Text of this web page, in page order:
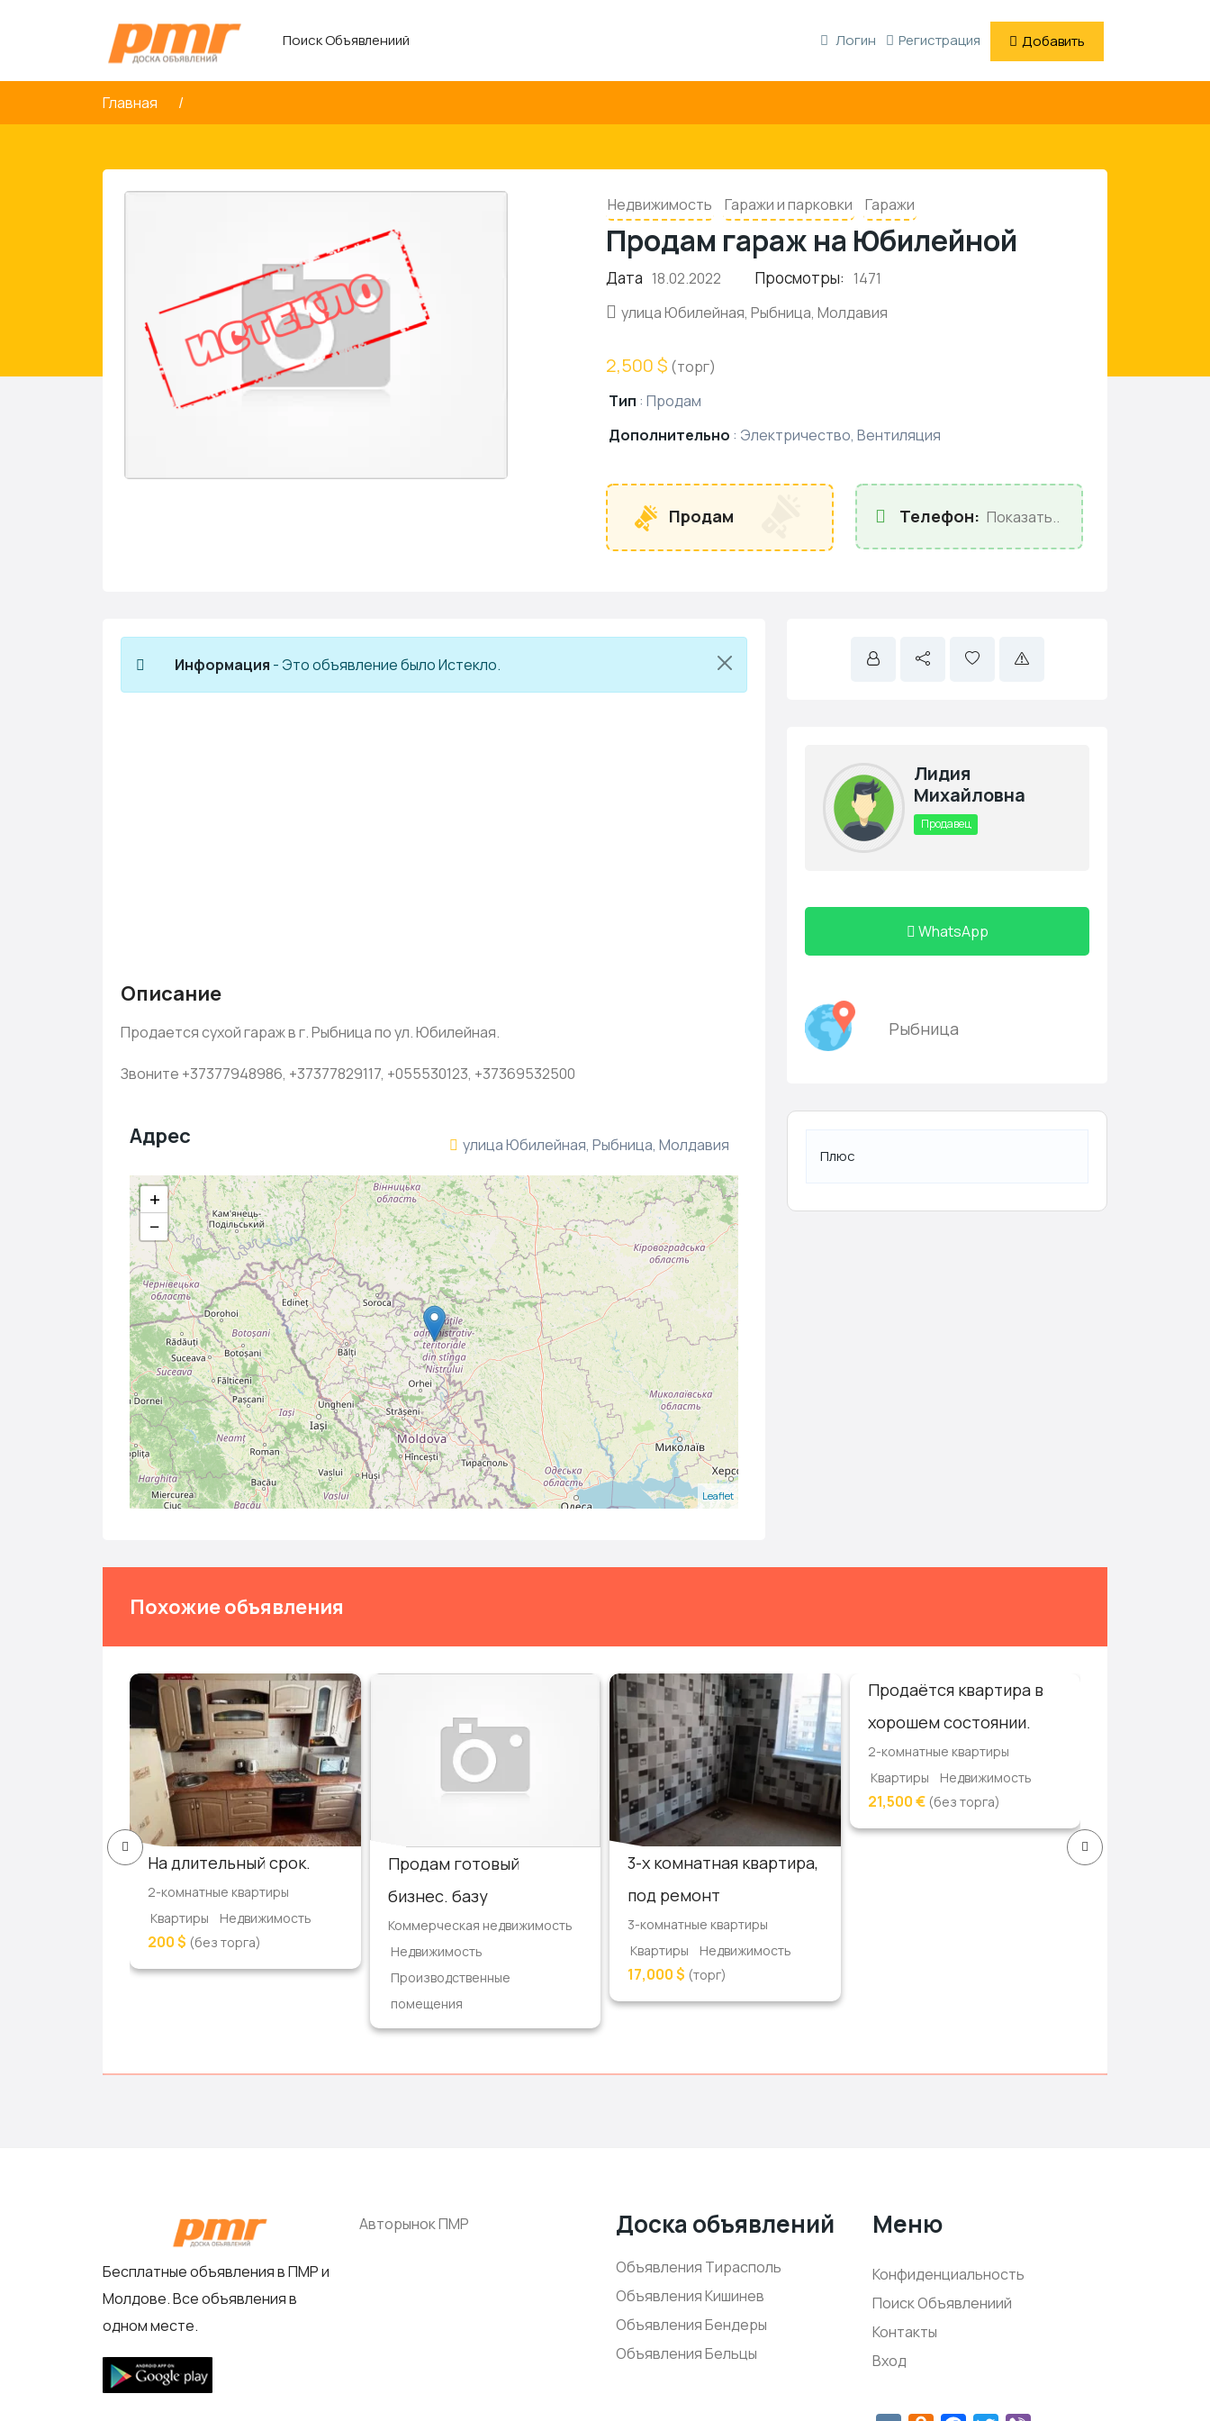
Поиск Объявлениий Логин Регистрация Добавить
Главная
Недвижимость Гаражи и парковки Гаражи
Продам гараж на Юбилейной
Дата 18.02.2022 Просмотры: 1471
улица Юбилейная, Рыбница, Молдавия
2,500 $ (торг)
Тип : Продам
Дополнительно : Электричество, Вентиляция
Продам Телефон: Показать..
Информация - Это объявление было Истекло.
Описание
Продается сухой гараж в г. Рыбница по ул. Юбилейная.
Звоните +37377948986, +37377829117, +055530123, +37369532500
Адрес улица Юбилейная, Рыбница, Молдавия
+
−
Leaflet
Лидия
Михайловна
Продавец
WhatsApp
Рыбница
Плюс
Похожие объявления
На длительный срок.
2-комнатные квартиры
Квартиры
Недвижимость
200 $ (без торга)
Продам готовый
бизнес. базу
Коммерческая недвижимость
Недвижимость
Производственные
помещения
3-х комнатная квартира,
под ремонт
3-комнатные квартиры
Квартиры
Недвижимость
17,000 $ (торг)
Продаётся квартира в
хорошем состоянии.
2-комнатные квартиры
Квартиры
Недвижимость
21,500 €(без торга)
Бесплатные объявления в ПМР и
Молдове. Все объявления в
одном месте.
Авторынок ПМР Доска объявлений
Объявления Тирасполь
Объявления Кишинев
Объявления Бендеры
Объявления Бельцы
Меню
Конфиденциальность
Поиск Объявлениий
Контакты
Вход